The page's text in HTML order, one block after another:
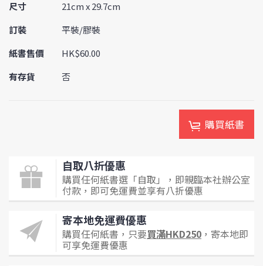
尺寸
21cm x 29.7cm
訂裝
平裝/膠裝
紙書售價
HK$60.00
有存貨
否
購買紙書
自取八折優惠
購買任何紙書選「自取」，即親臨本社辦公室
付款，即可免運費並享有八折優惠
寄本地免運費優惠
購買任何紙書，只要買滿HKD250 ，寄本地即
可享免運費優惠